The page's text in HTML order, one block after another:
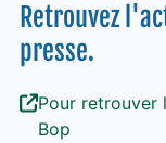
Retrouvez
presse.
Pour retrouver
Bop